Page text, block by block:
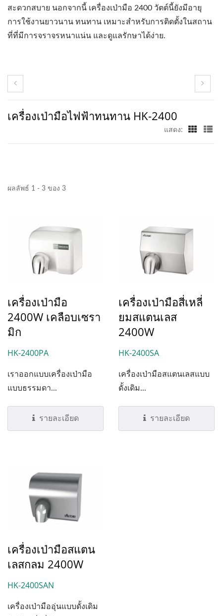
สะดวกสบาย นอกจากนี้ เครื่องเป่ามือ 2400 วัตต์นี้ยังมีอายุ
การใช้งานยาวนาน ทนทาน เหมาะสำหรับการติดตั้งในสถาน
ที่ที่มีการจราจรหนาแน่น และดูแลรักษาได้ง่าย.
เครื่องเป่ามือไฟฟ้าทนทาน HK-2400
แสดง:
ผลลัพธ์ 1 - 3 ของ 3
เครื่องเป่ามือ
2400W เคลือบเซรา
มิก
HK-2400PA
เราออกแบบเครื่องเป่ามือ
แบบธรรมดา...
รายละเอียด
เครื่องเป่ามือสี่เหลี่
ยมสแตนเลส
2400W
HK-2400SA
เครื่องเป่ามือสแตนเลสแบบ
ดั้งเดิม...
รายละเอียด
เครื่องเป่ามือสแตน
เลสกลม 2400W
HK-2400SAN
เครื่องเป่ามืออุ่นแบบดั้งเดิม